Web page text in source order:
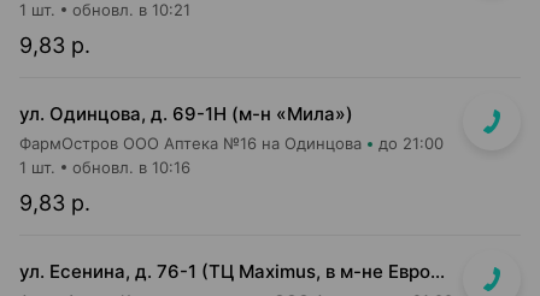
9,83 р.
1 шт. обновл. в 10:21
ул. Одинцова, д. 69-1Н (м-н «Мила»)
ФармОстров ООО Аптека №16 на Одинцова до 21:00
9,83 р.
1 шт. обновл. в 10:16
ул. Есенина, д. 76-1 (ТЦ Maximus, в м-не Евроопт Super)